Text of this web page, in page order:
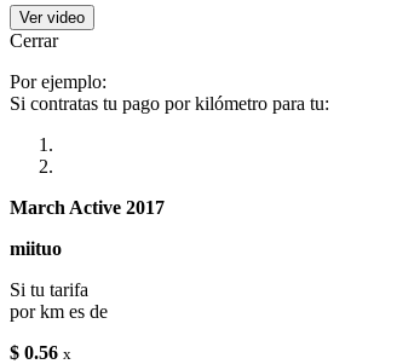
Ver video
Cerrar
Por ejemplo:
Si contratas tu pago por kilómetro para tu:
March Active 2017
miituo
Si tu tarifa
por km es de
$ 0.56 x